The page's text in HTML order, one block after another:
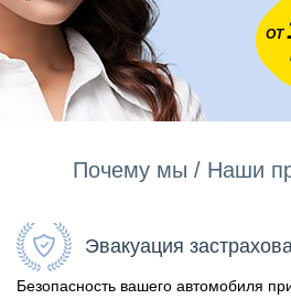
ОТ
Почему мы / Наши
Эвакуация
Безопасность вашего автомобиля